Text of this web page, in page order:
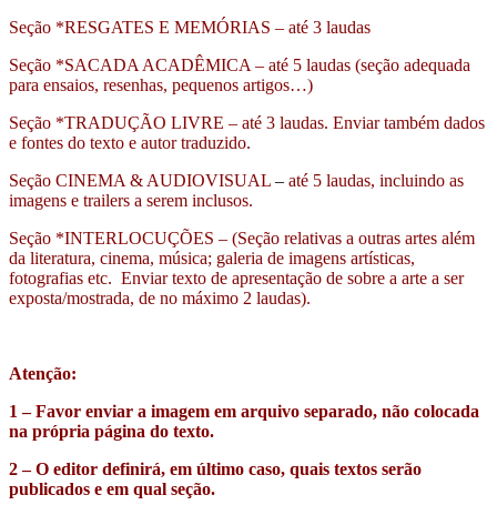
Seção *RESGATES E MEMÓRIAS – até 3 laudas
Seção *SACADA ACADÊMICA – até 5 laudas (seção adequada
para ensaios, resenhas, pequenos artigos…)
Seção *TRADUÇÃO LIVRE – até 3 laudas. Enviar também dados
e fontes do texto e autor traduzido.
Seção CINEMA & AUDIOVISUAL – até 5 laudas, incluindo as
imagens e trailers a serem inclusos.
Seção *INTERLOCUÇÕES – (Seção relativas a outras artes além
da literatura, cinema, música; galeria de imagens artísticas,
fotografias etc. Enviar texto de apresentação de sobre a arte a ser
exposta/mostrada, de no máximo 2 laudas).
Atenção:
1 – Favor enviar a imagem em arquivo separado, não colocada
na própria página do texto.
2 – O editor definirá, em último caso, quais textos serão
publicados e em qual seção.